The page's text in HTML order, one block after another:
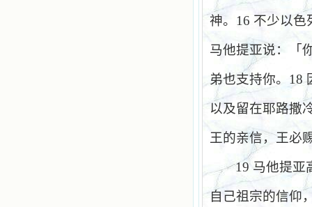
神。 16 不少以色
马他提亚说：「
弟也支持你。 18
以及留在耶路撒
王的亲信，王必
19 马他提亚
自己祖宗的信仰